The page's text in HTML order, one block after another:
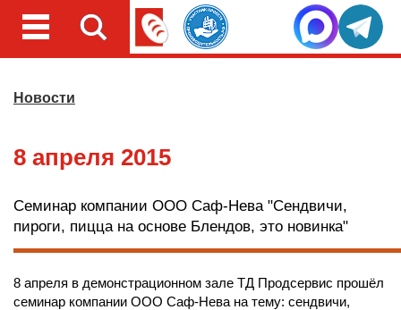
Новости
8 апреля 2015
Семинар компании ООО Саф-Нева "Сендвичи,
пироги, пицца на основе Блендов, это новинка"
8 апреля в демонстрационном зале ТД Продсервис прошёл
семинар компании ООО Саф-Нева на тему: сендвичи,